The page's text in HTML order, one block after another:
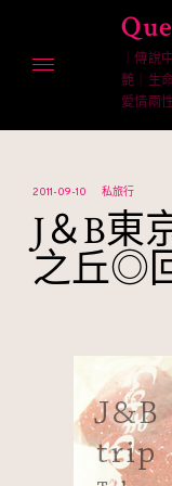
content
｜傳說
艷｜生
愛情兩
2011-09-10 私旅行
J＆B東
之丘◎